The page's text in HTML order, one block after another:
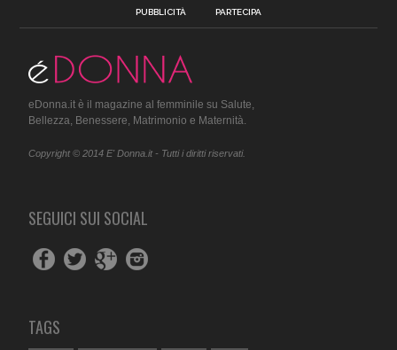
PUBBLICITÀ PARTECIPA
eDonna.it è il magazine al femminile su Salute,
Bellezza, Benessere, Matrimonio e Maternità.
Copyright © 2014 E' Donna.it - Tutti i diritti riservati.
SEGUICI SUI SOCIAL
TAGS